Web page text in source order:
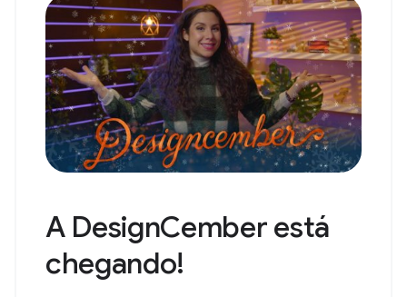
A DesignCember está
chegando!